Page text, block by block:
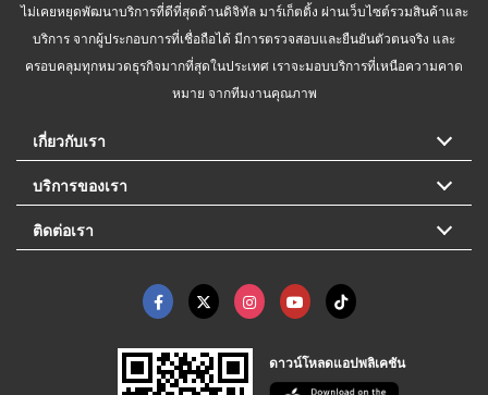
ไม่เคยหยุดพัฒนาบริการที่ดีที่สุดด้านดิจิทัล มาร์เก็ตติ้ง ผ่านเว็บไซต์รวมสินค้าและ
บริการ จากผู้ประกอบการที่เชื่อถือได้ มีการตรวจสอบและยืนยันตัวตนจริง และ
ครอบคลุมทุกหมวดธุรกิจมากที่สุดในประเทศ เราจะมอบบริการที่เหนือความคาด
หมาย จากทีมงานคุณภาพ
เกี่ยวกับเรา
บริการของเรา
ติดต่อเรา
ดาวน์โหลดแอปพลิเคชัน